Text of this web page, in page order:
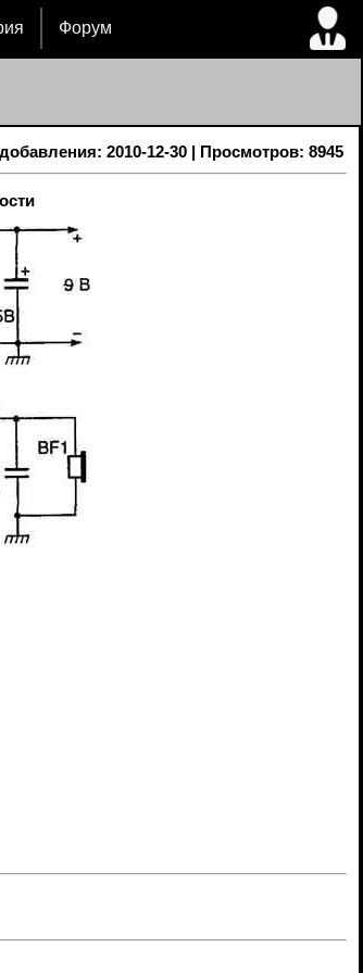
Форум
2010-12-30 | Просмотров: 8945